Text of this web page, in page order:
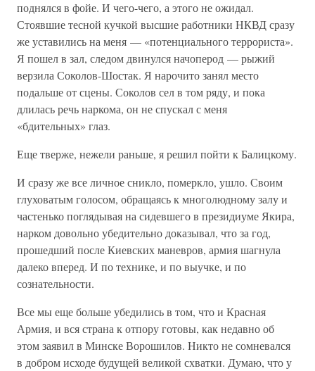
поднялся в фойе. И чего-чего, а этого не ожидал.
Стоявшие тесной кучкой высшие работники НКВД сразу
же уставились на меня — «потенциального террориста».
Я пошел в зал, следом двинулся начоперод — рыжий
верзила Соколов-Шостак. Я нарочито занял место
подальше от сцены. Соколов сел в том ряду, и пока
длилась речь наркома, он не спускал с меня
«бдительных» глаз.
Еще тверже, нежели раньше, я решил пойти к Балицкому.
И сразу же все личное сникло, померкло, ушло. Своим
глуховатым голосом, обращаясь к многолюдному залу и
частенько поглядывая на сидевшего в президиуме Якира,
нарком довольно убедительно доказывал, что за год,
прошедший после Киевских маневров, армия шагнула
далеко вперед. И по технике, и по выучке, и по
сознательности.
Все мы еще больше убедились в том, что и Красная
Армия, и вся страна к отпору готовы, как недавно об
этом заявил в Минске Ворошилов. Никто не сомневался
в добром исходе будущей великой схватки. Думаю, что у